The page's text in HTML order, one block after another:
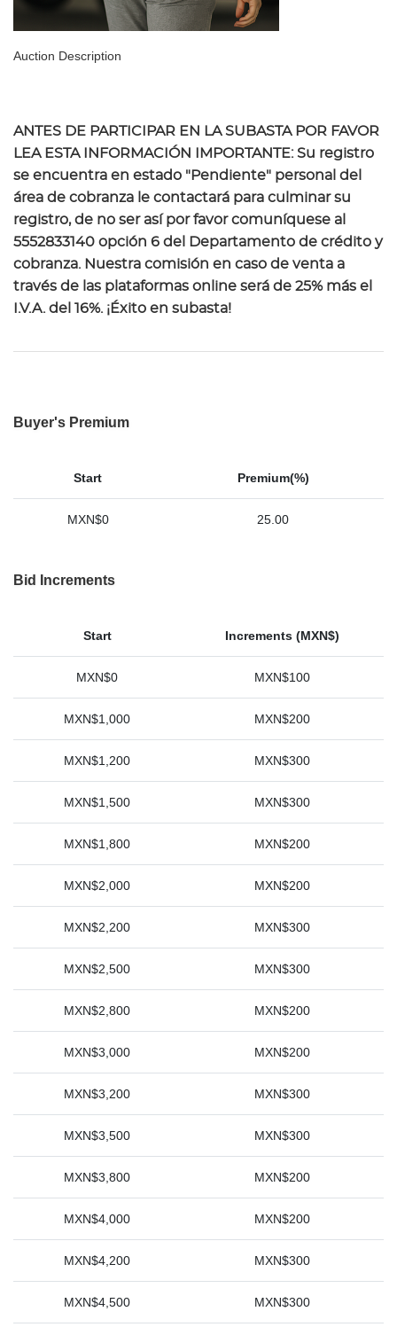
Auction Description
ANTES DE PARTICIPAR EN LA SUBASTA POR FAVOR
LEA ESTA INFORMACIÓN IMPORTANTE: Su registro
se encuentra en estado "Pendiente" personal del
área de cobranza le contactará para culminar su
registro, de no ser así por favor comuníquese al
5552833140 opción 6 del Departamento de crédito y
cobranza. Nuestra comisión en caso de venta a
través de las plataformas online será de 25% más el
I.V.A. del 16%. ¡Éxito en subasta!
Buyer's Premium
Start Premium(%)
MXN$0 25.00
Bid Increments
Start Increments (MXN$)
MXN$0 MXN$100
MXN$1,000 MXN$200
MXN$1,200 MXN$300
MXN$1,500 MXN$300
MXN$1,800 MXN$200
MXN$2,000 MXN$200
MXN$2,200 MXN$300
MXN$2,500 MXN$300
MXN$2,800 MXN$200
MXN$3,000 MXN$200
MXN$3,200 MXN$300
MXN$3,500 MXN$300
MXN$3,800 MXN$200
MXN$4,000 MXN$200
MXN$4,200 MXN$300
MXN$4,500 MXN$300